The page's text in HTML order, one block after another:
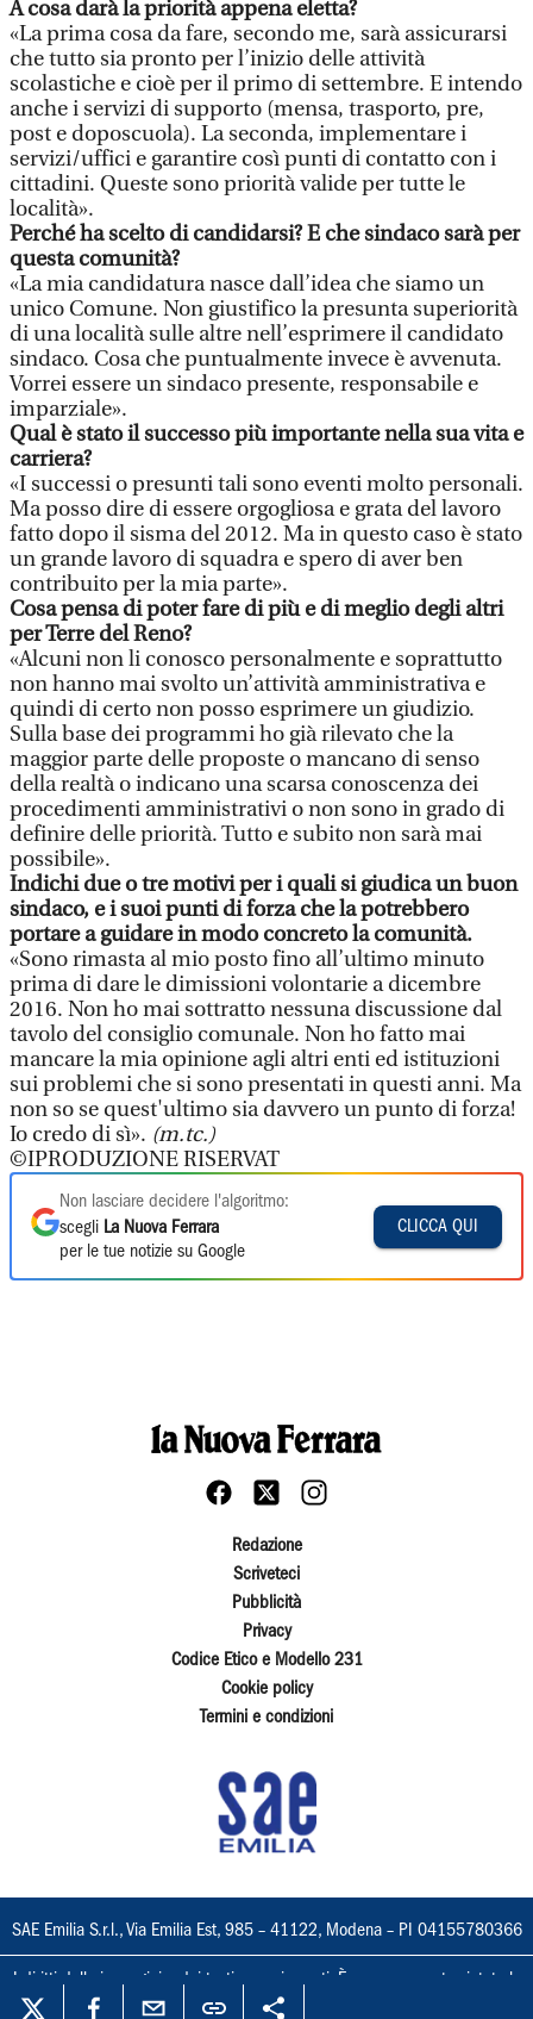
A cosa darà la priorità appena eletta?
«La prima cosa da fare, secondo me, sarà assicurarsi
che tutto sia pronto per l’inizio delle attività
scolastiche e cioè per il primo di settembre. E intendo
anche i servizi di supporto (mensa, trasporto, pre,
post e doposcuola). La seconda, implementare i
servizi/uffici e garantire così punti di contatto con i
cittadini. Queste sono priorità valide per tutte le
località».
Perché ha scelto di candidarsi? E che sindaco sarà per
questa comunità?
«La mia candidatura nasce dall’idea che siamo un
unico Comune. Non giustifico la presunta superiorità
di una località sulle altre nell’esprimere il candidato
sindaco. Cosa che puntualmente invece è avvenuta.
Vorrei essere un sindaco presente, responsabile e
imparziale».
Qual è stato il successo più importante nella sua vita e
carriera?
«I successi o presunti tali sono eventi molto personali.
Ma posso dire di essere orgogliosa e grata del lavoro
fatto dopo il sisma del 2012. Ma in questo caso è stato
un grande lavoro di squadra e spero di aver ben
contribuito per la mia parte».
Cosa pensa di poter fare di più e di meglio degli altri
per Terre del Reno?
«Alcuni non li conosco personalmente e soprattutto
non hanno mai svolto un’attività amministrativa e
quindi di certo non posso esprimere un giudizio.
Sulla base dei programmi ho già rilevato che la
maggior parte delle proposte o mancano di senso
della realtà o indicano una scarsa conoscenza dei
procedimenti amministrativi o non sono in grado di
definire delle priorità. Tutto e subito non sarà mai
possibile».
Indichi due o tre motivi per i quali si giudica un buon
sindaco, e i suoi punti di forza che la potrebbero
portare a guidare in modo concreto la comunità.
«Sono rimasta al mio posto fino all’ultimo minuto
prima di dare le dimissioni volontarie a dicembre
2016. Non ho mai sottratto nessuna discussione dal
tavolo del consiglio comunale. Non ho fatto mai
mancare la mia opinione agli altri enti ed istituzioni
sui problemi che si sono presentati in questi anni. Ma
non so se quest'ultimo sia davvero un punto di forza!
Io credo di sì». (m.tc.)
©IPRODUZIONE RISERVAT
Non lasciare decidere l'algoritmo:
scegli La Nuova Ferrara
per le tue notizie su Google
CLICCA QUI
Redazione
Scriveteci
Pubblicità
Privacy
Codice Etico e Modello 231
Cookie policy
Termini e condizioni
SAE Emilia S.r.l., Via Emilia Est, 985 – 41122, Modena – PI 04155780366
I diritti delle immagini e dei testi sono riservati. È espressamente vietata la
loro riproduzione con qualsiasi mezzo e l'adattamento totale o parziale.